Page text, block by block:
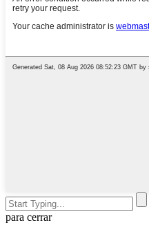
para cerrar